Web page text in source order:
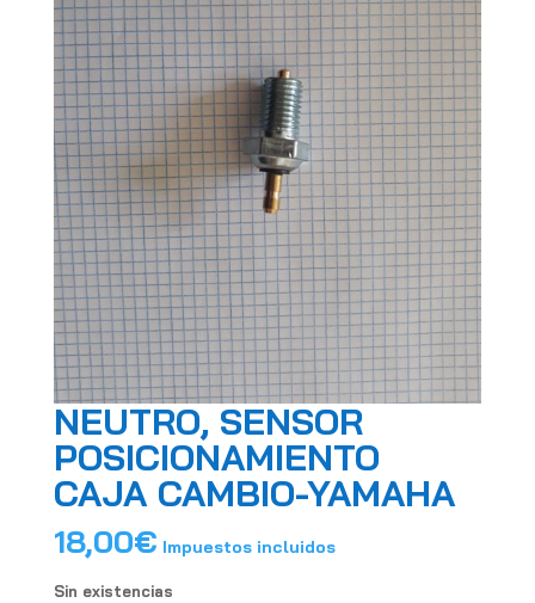
NEUTRO, SENSOR
POSICIONAMIENTO
CAJA CAMBIO-YAMAHA
18,00€ Impuestos incluidos
Sin existencias